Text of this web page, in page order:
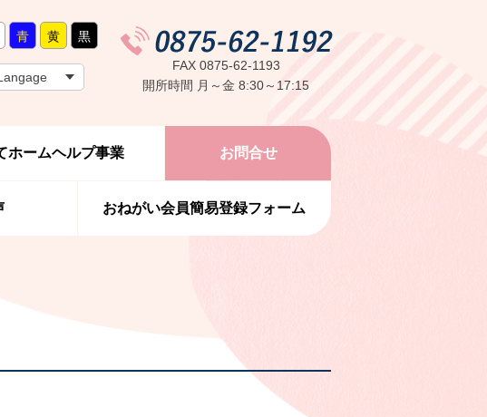
青 黄 黒
FAX 0875-62-1193
開所時間 月～金 8:30～17:15
ホームヘルプ事業 お問合せ
おねがい会員簡易登録フォーム